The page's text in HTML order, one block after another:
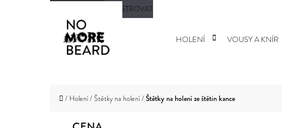
REGISTROVAT
HOLENÍ VOUSY A KNÍR
Domů
/ Holení/Štětky na holení/Štětky na holení ze štětin kance